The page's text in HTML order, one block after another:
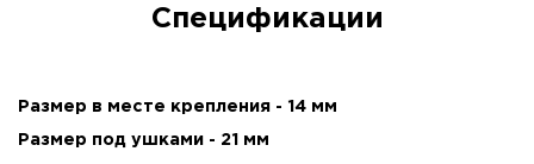
Спецификации
Размер в месте крепления - 14 мм
Размер под ушками - 21 мм